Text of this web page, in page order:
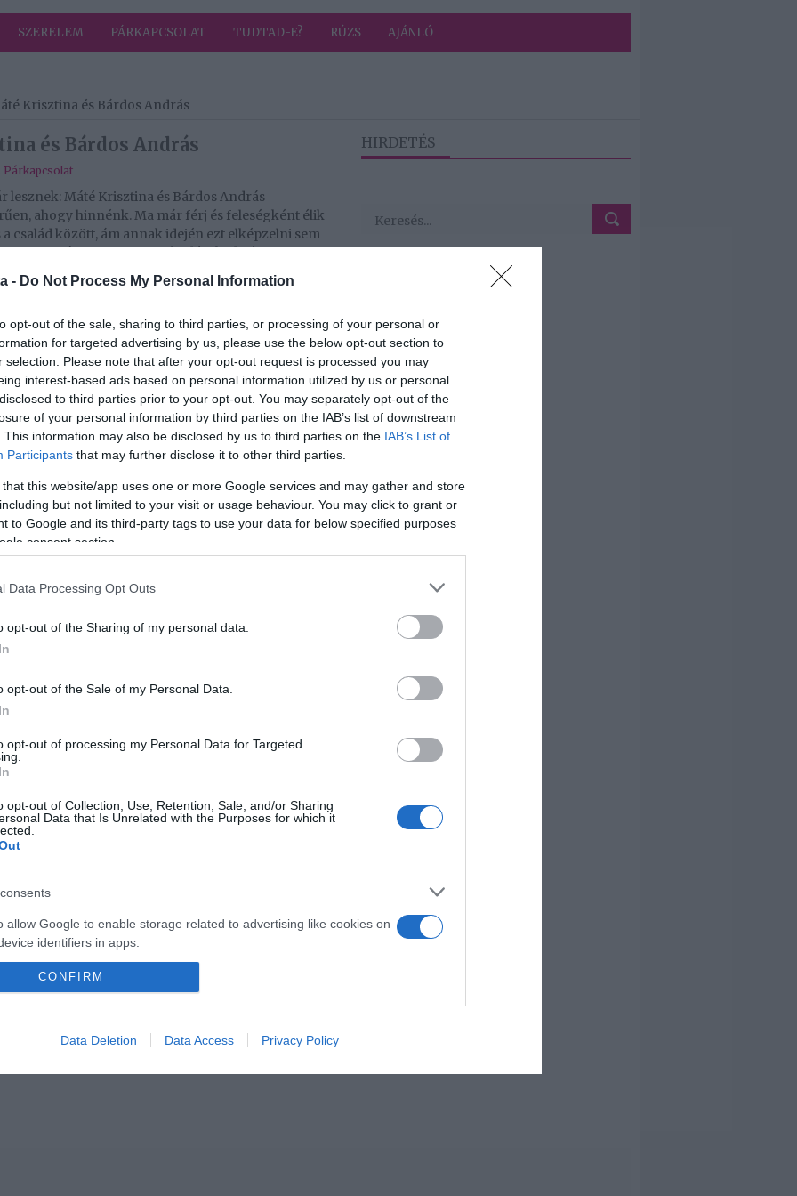
- Do Not Process My Personal Information
opt-out of the sale, sharing to third parties, or processing of your personal or
for targeted advertising by us, please use the below opt-out section to
selection. Please note that after your opt-out request is processed you may
interest-based ads based on personal information utilized by us or personal
to third parties prior to your opt-out. You may separately opt-out of the
of your personal information by third parties on the IAB’s list of downstream
This information may also be disclosed by us to third parties on the IAB’s List of
Participants that may further disclose it to other third parties.
that this website/app uses one or more Google services and may gather and store
but not limited to your visit or usage behaviour. You may click to grant or
to Google and its third-party tags to use your data for below specified purposes
consent section.
Data Processing Opt Outs
opt-out of the Sharing of my personal data.
opt-out of the Sale of my Personal Data.
opt-out of processing my Personal Data for Targeted
opt-out of Collection, Use, Retention, Sale, and/or Sharing
Data that Is Unrelated with the Purposes for which it
allow Google to enable storage related to advertising like cookies on
identifiers in apps.
allow my user data to be sent to Google for online advertising
allow Google to send me personalized advertising.
allow Google to enable storage related to analytics like cookies on
CONFIRM
Data Deletion Data Access Privacy Policy
SZERELEM PÁRKAPCSOLAT TUDTAD-E? RÚZS AJÁNLÓ
Krisztina és Bárdos András
és Bárdos András
Párkapcsolat
lesznek: Máté Krisztina és Bárdos András
ahogy hinnénk. Ma már férj és feleségként élik
család között, ám annak idején ezt elképzelni sem
egymást, s a megismerkedésük idején is a
akár szerelem is szövődhetne kettejük között.
álompárja a TV2-nek, így senki sem hinné, hogy
ami máig tombol közöttük... Sokáig
sem gondolta, hogy ebből lehet valami. Most
egymásról.
a szülővárosában dolgozott a helyi tévében,
Magyar Rádió sportosztályára látogatott. Itt
fiatal gyakornok.
Andrásra a tévében: 'Ezt a pasit el tudnám
hogy képzeli, hogy mi ketten összejöhetnénk...
a dolog, neki is megmutatott engem valaki, és ő is
eltelt pár év, s lám, mégiscsak egymásra találtunk"
mi nem tetszett neki András megjelenésében.
szemöldök, bundesligás frizura, feltűrt ujjú, lila
Rettenetes volt!
közösen szerepeltek a műsorban, ahol férje
neje.
,
Következő bejegyzés
2026-08-06.
Kánikula a
Megszületett
HIRDETÉS